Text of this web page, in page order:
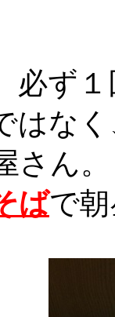
ず
はな
さん。
ばで